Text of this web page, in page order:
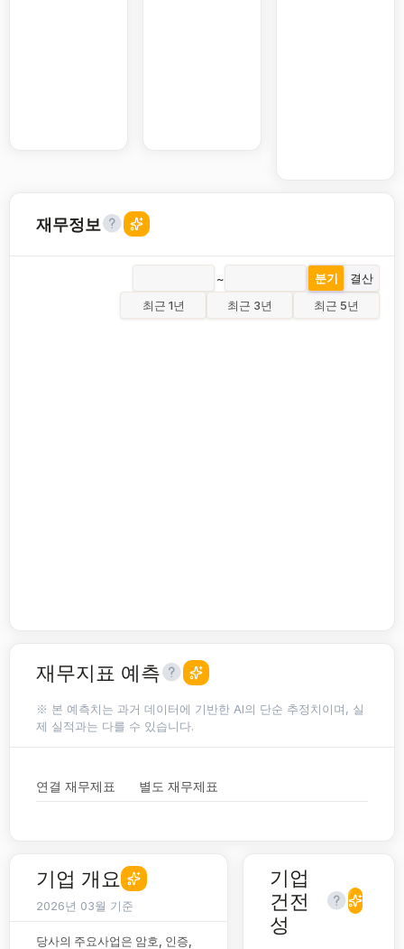
재무정보
~ 분기
결산
최근 1년
최근 3년 최근 5년
재무지표 예측
※ 본 예측치는 과거 데이터에 기반한 AI의 단순 추정치이며, 실
제 실적과는 다를 수 있습니다.
연결 재무제표 별도 재무제표
기업 개요
2026년 03월 기준
당사의 주요사업은 암호, 인증,
기업
건전
성